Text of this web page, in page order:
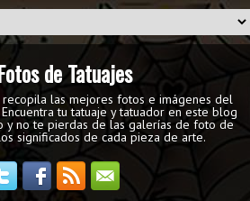
de Tatuajes
recopila las mejores fotos e imágenes del
tu tatuaje y tatuador en este blog
y no te pierdas de las galerías de foto de
significados de cada pieza de arte.